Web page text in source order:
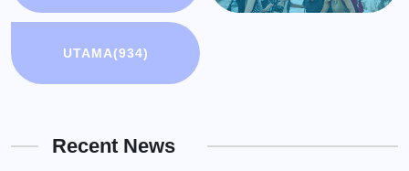
UTAMA(934)
Recent News